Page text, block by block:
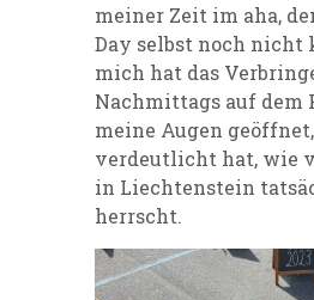
meiner Zeit im aha,
Day selbst noch nicht
mich hat das
Nachmittags auf dem
meine Augen
verdeutlicht hat, wie
in Liechtenstein
herrscht.